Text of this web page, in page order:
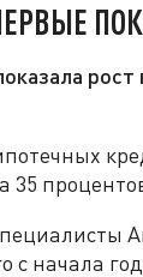
35
с начала